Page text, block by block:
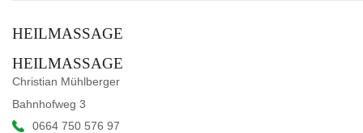
HEILMASSAGE
HEILMASSAGE
Christian Mühlberger
Bahnhofweg 3
0664 750 576 97